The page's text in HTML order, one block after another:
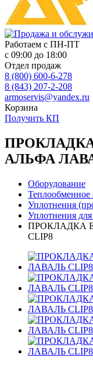
Работаем с ПН-ПТ
с 09:00 до 18:00
Отдел продаж
8 (800) 600-6-278
8 (843) 207-2-208
armoservis@yandex.ru
Корзина
Получить КП
ПРОКЛАДКА
АЛЬФА
Оборудование
Теплообменное
Уплотнения
Уплотнения
ПРОКЛАДКА
CLIP8